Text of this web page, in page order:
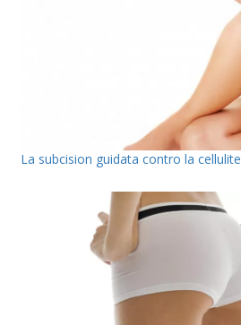
La subcision guidata contro la cellulite